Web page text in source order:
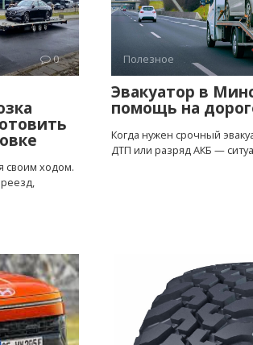
0
своим ходом.
Полезное
Эвакуатор в
помощь на
Когда нужен срочный
ДТП или разряд АКБ —